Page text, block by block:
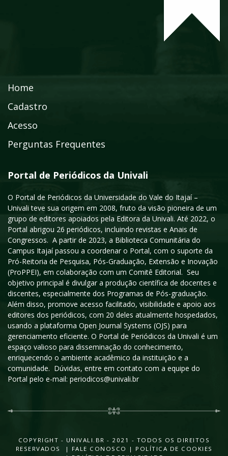
Home
Cadastro
Acesso
Perguntas Frequentes
Portal de Periódicos da Univali
O Portal de Periódicos da Universidade do Vale do Itajaí –
Univali teve sua origem em 2008, fruto da visão pioneira de um
grupo de editores apoiados pela Editora da Univali. Até 2022, o
Portal abrigou 26 periódicos, incluindo revistas e Anais de
Congressos. A partir de 2023, a Biblioteca Comunitária do
Campus Itajaí passou a coordenar o Portal, com o suporte da
Pró-Reitoria de Pesquisa, Pós-Graduação, Extensão e Inovação
(ProPPEI), em colaboração com um Comitê Editorial. Seu
objetivo principal é divulgar a produção científica de docentes e
discentes, especialmente dos Programas de Pós-graduação.
Além disso, promove acesso facilitado, visibilidade e apoio aos
editores dos periódicos, com 20 deles atualmente hospedados,
usando a plataforma Open Journal Systems (OJS) para
gerenciamento eficiente. O Portal de Periódicos da Univali é um
espaço valioso para disseminação do conhecimento,
enriquecendo o ambiente acadêmico da instituição e a
comunidade. Dúvidas, entre em contato com a equipe do
Portal pelo e-mail: periodicos@univali.br
COPYRIGHT - UNIVALI.BR - 2021 - TODOS OS DIREITOS
RESERVADOS |
FALE CONOSCO | POLÍTICA DE COOKIES